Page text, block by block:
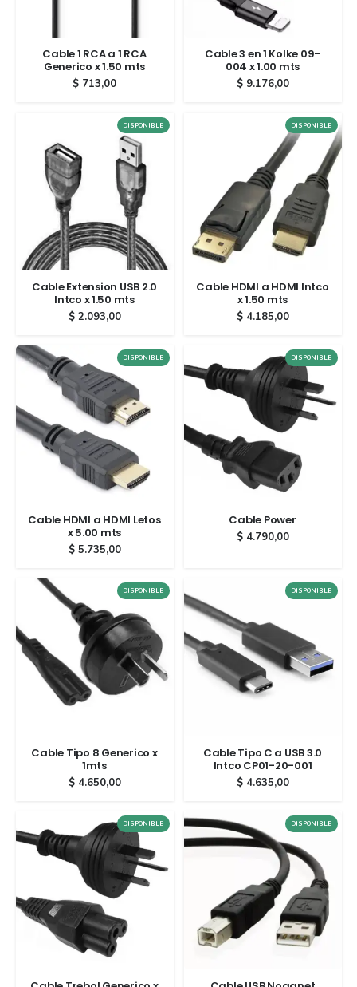
Cable 1 RCA a 1 RCA
Generico x 1.50 mts
$ 713,00
Cable 3 en 1 Kolke 09-
004 x 1.00 mts
$9.176,00
DISPONIBLE
Cable Extension USB 2.0
Intco x 1.50 mts
$2.093,00
DISPONIBLE
Cable HDMI a HDMI Intco
x 1.50 mts
$4.185,00
DISPONIBLE
Cable HDMI a HDMI Letos
x 5.00 mts
$5.735,00
DISPONIBLE
Cable Power
$4.790,00
DISPONIBLE
Cable Tipo 8 Generico x
1mts
$4.650,00
DISPONIBLE
Cable Tipo C a USB 3.0
Intco CP01-20-001
$4.635,00
DISPONIBLE DISPONIBLE